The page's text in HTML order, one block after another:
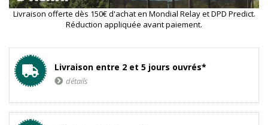
Livraison offerte dès 150€ d'achat en Mondial Relay et DPD Predict.
Réduction appliquée avant paiement.
Livraison entre 2 et 5 jours ouvrés*
détails